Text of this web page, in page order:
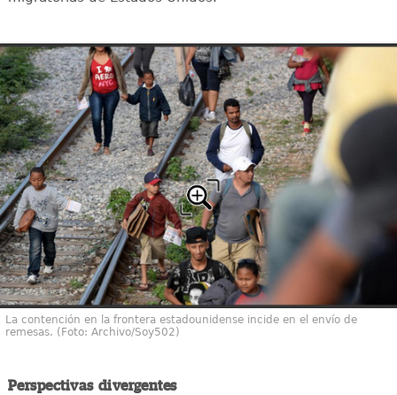
La contención en la frontera estadounidense incide en el envío de
remesas. (Foto: Archivo/Soy502)
Perspectivas divergentes